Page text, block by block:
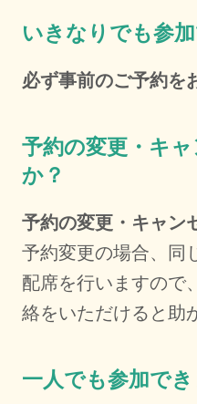
いきなりでも参
必ず事前のご予約を
予約の変更・キ
か？
予約の変更・キャン
予約変更の場合、同
配席を行いますので
絡をいただけると助
一人でも参加で